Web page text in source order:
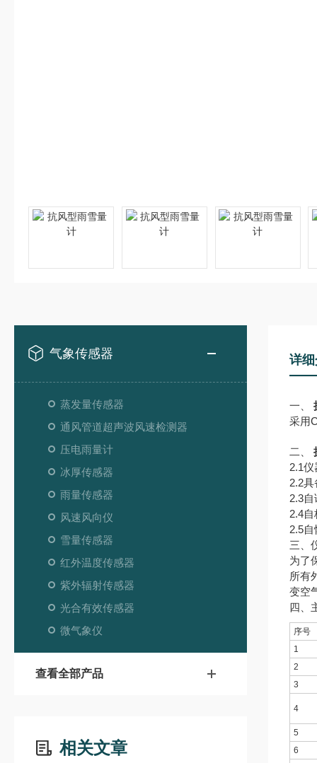
气象传感器
蒸发量传感器
通风管道超声波风速检测器
压电雨量计
冰厚传感器
雨量传感器
风速风向仪
雪量传感器
红外温度传感器
紫外辐射传感器
光合有效传感器
微气象仪
查看全部产品
相关文章
详
一、
采用
二、
2.1
2.2
2.3
2.4
2.5
三、
为了
所有
变空
四、
序号
1
2
3
4
5
6